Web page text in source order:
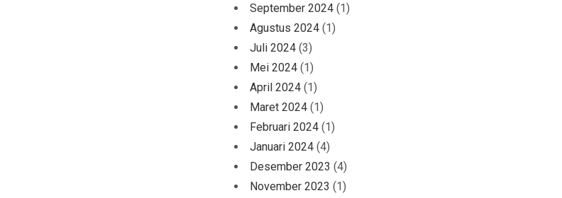
September 2024 (1)
Agustus 2024 (1)
Juli 2024 (3)
Mei 2024 (1)
April 2024 (1)
Maret 2024 (1)
Februari 2024 (1)
Januari 2024 (4)
Desember 2023 (4)
November 2023 (1)